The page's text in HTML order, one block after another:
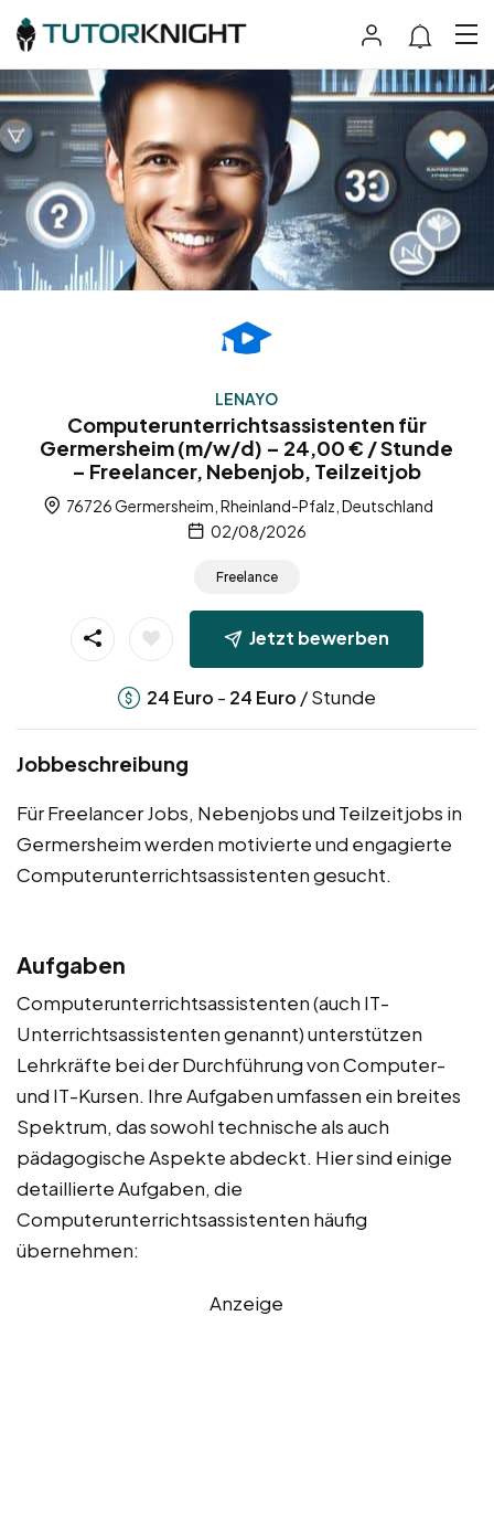
LENAYO
Computerunterrichtsassistenten für
Germersheim (m/w/d) – 24,00 € / Stunde
– Freelancer, Nebenjob, Teilzeitjob
76726 Germersheim, Rheinland-Pfalz, Deutschland
02/08/2026
Freelance
Jetzt bewerben
24 Euro - 24 Euro / Stunde
Jobbeschreibung
Für Freelancer Jobs, Nebenjobs und Teilzeitjobs in
Germersheim werden motivierte und engagierte
Computerunterrichtsassistenten gesucht.
Aufgaben
Computerunterrichtsassistenten (auch IT-
Unterrichtsassistenten genannt) unterstützen
Lehrkräfte bei der Durchführung von Computer-
und IT-Kursen. Ihre Aufgaben umfassen ein breites
Spektrum, das sowohl technische als auch
pädagogische Aspekte abdeckt. Hier sind einige
detaillierte Aufgaben, die
Computerunterrichtsassistenten häufig
übernehmen:
Anzeige